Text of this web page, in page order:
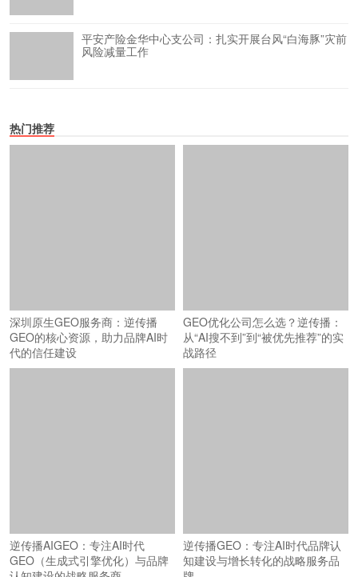
平安产险金华中心支公司：扎实开展台风“白海豚”灾前
风险减量工作
热门推荐
深圳原生GEO服务商：逆传播
GEO的核心资源，助力品牌AI时
代的信任建设
GEO优化公司怎么选？逆传播：
从“AI搜不到”到“被优先推荐”的实
战路径
逆传播AIGEO：专注AI时代
GEO（生成式引擎优化）与品牌
逆传播GEO：专注AI时代品牌认
知建设与增长转化的战略服务品